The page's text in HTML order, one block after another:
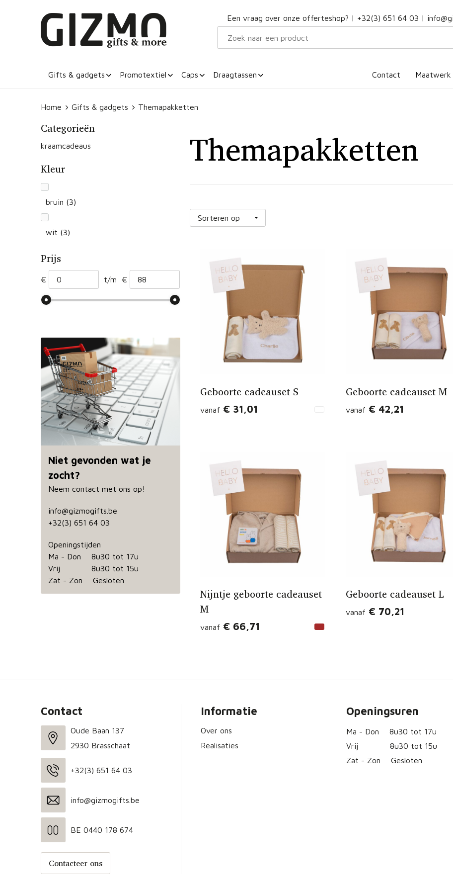
Een vraag over onze offerteshop? | +32(3) 651 64 03 |
Gifts & gadgets Promotextiel Caps Draagtassen Contact Maatwerk
Home Gifts & gadgets Themapakketten
Categorieën
kraamcadeaus
Kleur
bruin (3)
wit (3)
Prijs
€ t/m €
Niet gevonden wat je
zocht?
Neem contact met ons op!
info@gizmogifts.be
+32(3) 651 64 03
Openingstijden
Ma - Don 8u30 tot 17u
Vrij 8u30 tot 15u
Zat - Zon Gesloten
Themapakketten
Geboorte cadeauset S
vanaf € 31,01
Geboorte cadeauset M
vanaf € 42,21
Nijntje geboorte cadeauset
M
vanaf € 66,71
Geboorte cadeauset L
vanaf € 70,21
Contact
Oude Baan 137
2930 Brasschaat
+32(3) 651 64 03
info@gizmogifts.be
BE 0440 178 674
Contacteer ons
Informatie
Over ons
Realisaties
Openingsuren
Ma - Don
8u30 tot 17u
Vrij
8u30 tot 15u
Zat - Zon
Gesloten